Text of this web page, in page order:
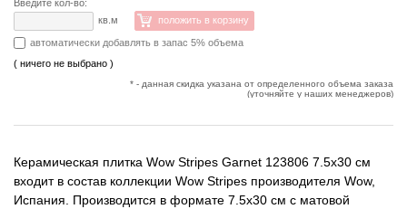
Введите кол-во:
кв.м
положить в корзину
автоматически добавлять в запас 5% объема
( ничего не выбрано )
* - данная скидка указана от определенного объема заказа
(уточняйте у наших менеджеров)
Керамическая плитка Wow Stripes Garnet 123806 7.5x30 см
входит в состав коллекции Wow Stripes производителя Wow,
Испания. Производится в формате 7.5x30 см с матовой